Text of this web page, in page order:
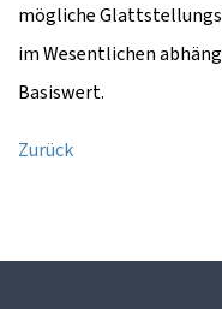
mögliche
im Wesentlichen
Basiswert.
Zurück